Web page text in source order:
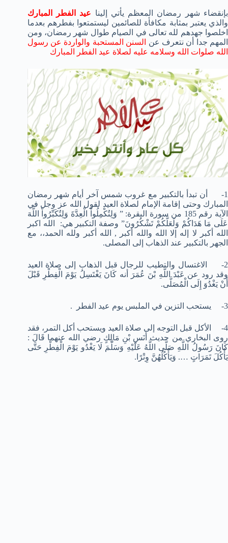
بإنقضاء شهر رمضان المعظم يأتي إلينا عيد الفطر المبارك
والذي يعتبر بمثابة مكافأة للصائمين ليستمتعوا بفطرهم بعدما
اخلصوا جهدهم لله تعالى في الصيام طوال شهر رمضان، ومن
المهم جدا أن نتعرف عن السنن المستحبة والواردة عن رسول
الله صلوات الله وسلامه عليه لصلاة عيد الفطر المبارك
1- أن تبدأ بالتكبير مع غروب شمس آخر أيام شهر رمضان
المبارك وحتى إقامة الإمام لصلاة العيد لقول الله عز وجل في
الآية رقم 185 من سورة البقرة: ” وَلِتُكْمِلُواْ الْعِدَّةَ وَلِتُكَبِّرُواْ اللَّهَ
عَلَى مَا هَدَاكُمْ وَلَعَلَّكُمْ تَشْكُرُونَ” وصفة التكبير هي: الله اكبر
الله أكبر لا إله إلا الله والله أكبر , الله أكبر ولله الحمد،، مع
الجهر بالتكبير عند الذهاب إلى المصلى.
2- الاغتسال والتطيب للرجال قبل الذهاب إلى صلاة العيد
وقد رود عن عَبْدَ اللَّهِ بْنَ عُمَرَ أنه كَانَ يَغْتَسِلُ يَوْمَ الْفِطْرِ قَبْلَ
أَنْ يَغْدُوَ إِلَى الْمُصَلَّى.
3- يستحب التزين في الملبس يوم عيد الفطر .
4- الأكل قبل التوجه إلى صلاة العيد ويستحب أكل التمر، فقد
روى البخاري من حديث أَنَسِ بْنِ مَالِكٍ رضي الله عنهما قَالَ :
كَانَ رَسُولُ اللَّهِ صَلَّى اللَّهُ عَلَيْهِ وَسَلَّمَ لَا يَغْدُو يَوْمَ الْفِطْرِ حَتَّى
يَأْكُلَ تَمَرَاتٍ …. وَيَأْكُلُهُنَّ وِتْرًا.